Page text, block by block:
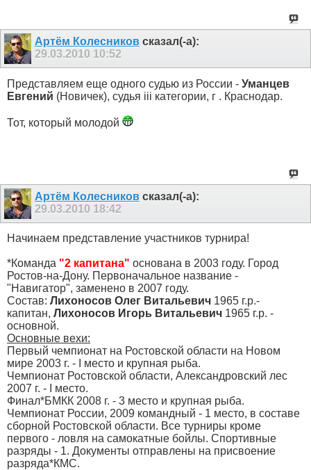
Артём Колесниковсказал(-а):
29.03.2010 10:52
Представляем еще одного судью из России - Уманцев
Евгений (Новичек), судья iii категории, г . Краснодар.
Тот, который молодой
Артём Колесниковсказал(-а):
29.03.2010 18:42
Начинаем представление участников турнира!
*Команда "2 капитана" основана в 2003 году. Город
Ростов-на-Дону. Первоначальное название -
"Навигатор", заменено в 2007 году.
Состав: Лихоносов Олег Витальевич 1965 г.р.-
капитан, Лихоносов Игорь Витальевич 1965 г.р. -
основной.
Основные вехи:
Первый чемпионат на Ростовской области на Новом
мире 2003 г. - I место и крупная рыба.
Чемпионат Ростовской области, Александровский лес
2007 г. - I место.
Финал*БМКК 2008 г. - 3 место и крупная рыба.
Чемпионат России, 2009 командный - 1 место, в составе
сборной Ростовской области. Все турниры кроме
первого - ловля на самокатные бойлы. Спортивные
разряды - 1. Документы отправлены на присвоение
разряда*КМС.